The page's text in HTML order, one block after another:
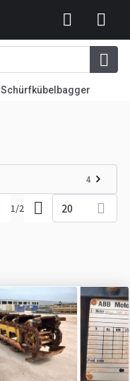
Schürfkübelbagger
4
1/2 20